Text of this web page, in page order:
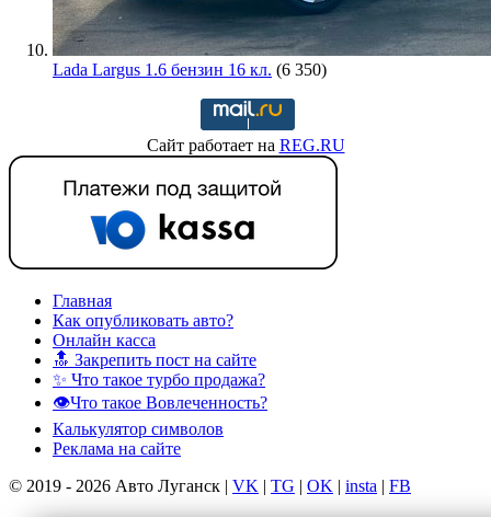
Lada Largus 1.6 бензин 16 кл. (6 350)
Сайт работает на REG.RU
Главная
Как опубликовать авто?
Онлайн касса
🔝 Закрепить пост на сайте
✨ Что такое турбо продажа?
👁️Что такое Вовлеченность?
Калькулятор символов
Реклама на сайте
© 2019 - 2026 Авто Луганск | VK | TG | OK | insta | FB